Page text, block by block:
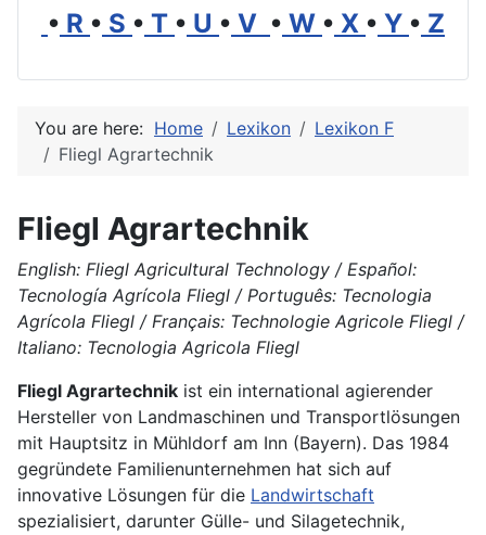
• R • S • T • U • V • W • X • Y • Z
You are here: Home Lexikon
Lexikon F
Fliegl Agrartechnik
Fliegl Agrartechnik
English: Fliegl Agricultural Technology / Español:
Tecnología Agrícola Fliegl / Português: Tecnologia
Agrícola Fliegl / Français: Technologie Agricole Fliegl /
Italiano: Tecnologia Agricola Fliegl
Fliegl Agrartechnik ist ein international agierender
Hersteller von Landmaschinen und Transportlösungen
mit Hauptsitz in Mühldorf am Inn (Bayern). Das 1984
gegründete Familienunternehmen hat sich auf
innovative Lösungen für die Landwirtschaft
spezialisiert, darunter Gülle- und Silagetechnik,